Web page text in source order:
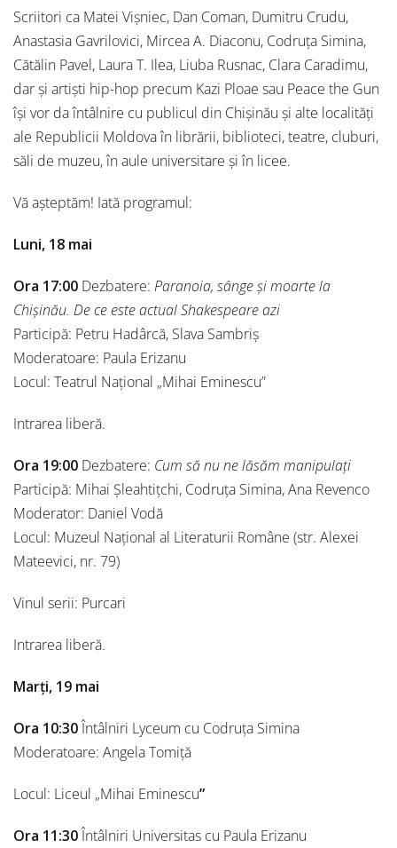
Scriitori ca Matei Vișniec, Dan Coman, Dumitru Crudu,
Anastasia Gavrilovici, Mircea A. Diaconu, Codruța Simina,
Cătălin Pavel, Laura T. Ilea, Liuba Rusnac, Clara Caradimu,
dar și artiști hip-hop precum Kazi Ploae sau Peace the Gun
își vor da întâlnire cu publicul din Chișinău și alte localități
ale Republicii Moldova în librării, biblioteci, teatre, cluburi,
săli de muzeu, în aule universitare și în licee.
Vă așteptăm! Iată programul:
Luni, 18 mai
Ora 17:00 Dezbatere: Paranoia, sânge și moarte la
Chișinău. De ce este actual Shakespeare azi
Participă: Petru Hadârcă, Slava Sambriș
Moderatoare: Paula Erizanu
Locul: Teatrul Național „Mihai Eminescu”
Intrarea liberă.
Ora 19:00 Dezbatere: Cum să nu ne lăsăm manipulați
Participă: Mihai Șleahtițchi, Codruța Simina, Ana Revenco
Moderator: Daniel Vodă
Locul: Muzeul Național al Literaturii Române (str. Alexei
Mateevici, nr. 79)
Vinul serii: Purcari
Intrarea liberă.
Marți, 19 mai
Ora 10:30Întâlniri Lyceum cu Codruța Simina
Moderatoare: Angela Tomiță
Locul: Liceul „Mihai Eminescu”
Ora 11:30Întâlniri Universitas cu Paula Erizanu